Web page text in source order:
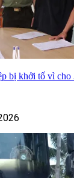
bị khởi tố vì cho